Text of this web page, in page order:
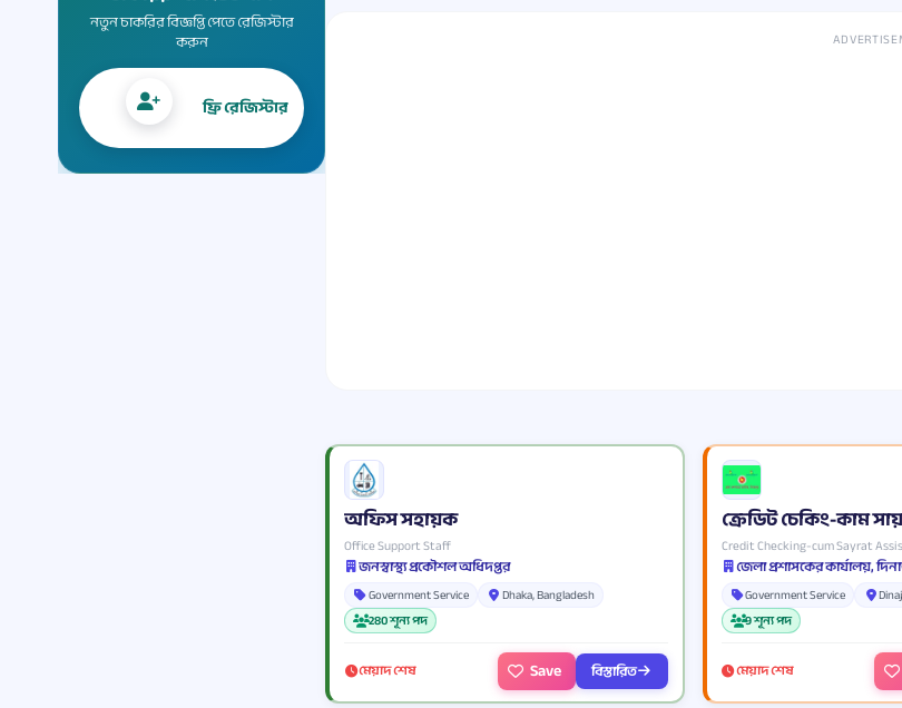
নতুন চাকরির বিজ্ঞপ্তি পেতে রেজিস্টার
করুন
ফ্রি রেজিস্টার
অফিস সহায়ক
Office Support Staff
জনস্বাস্থ্য প্রকৌশল অধিদপ্তর
Government Service
Dhaka, Bangladesh
280 শূন্য পদ
মেয়াদ শেষ Save বিস্তারিত
ক্রেডিট চেকিং-কাম
Credit Checking-cum Sayrat
জেলা প্রশাসকের কার্যালয়,
Government Service
9 শূন্য পদ
মেয়াদ শেষ